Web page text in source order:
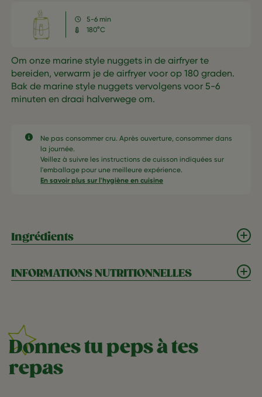
5-6 min
180°C
Om onze marine style nuggets in de airfryer te
bereiden, verwarm je de airfryer voor op 180 graden.
Bak de marine style nuggets vervolgens voor 5-6
minuten en draai halverwege om.
Ne pas consommer cru. Après ouverture, consommer dans
la journée.​
Veillez à suivre les instructions de cuisson indiquées sur
l'emballage pour une meilleure expérience.​
En savoir plus sur l'hygiène en cuisine
Ingrédients
INFORMATIONS NUTRITIONNELLES
Donnes tu peps à tes
repas